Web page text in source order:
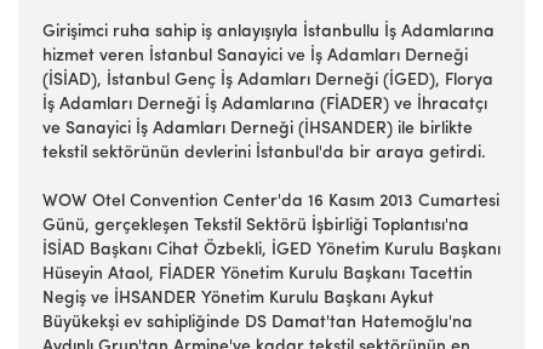
Girişimci ruha sahip iş anlayışıyla İstanbullu İş Adamlarına
hizmet veren İstanbul Sanayici ve İş Adamları Derneği
(İSİAD), İstanbul Genç İş Adamları Derneği (İGED), Florya
İş Adamları Derneği İş Adamlarına (FİADER) ve İhracatçı
ve Sanayici İş Adamları Derneği (İHSANDER) ile birlikte
tekstil sektörünün devlerini İstanbul'da bir araya getirdi.
WOW Otel Convention Center'da 16 Kasım 2013 Cumartesi
Günü, gerçekleşen Tekstil Sektörü İşbirliği Toplantısı'na
İSİAD Başkanı Cihat Özbekli, İGED Yönetim Kurulu Başkanı
Hüseyin Ataol, FİADER Yönetim Kurulu Başkanı Tacettin
Negiş ve İHSANDER Yönetim Kurulu Başkanı Aykut
Büyükekşi ev sahipliğinde DS Damat'tan Hatemoğlu'na